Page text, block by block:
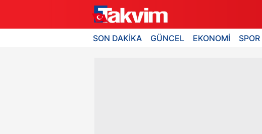
SON DAKİKA GÜNCEL EKONOMİ SPOR